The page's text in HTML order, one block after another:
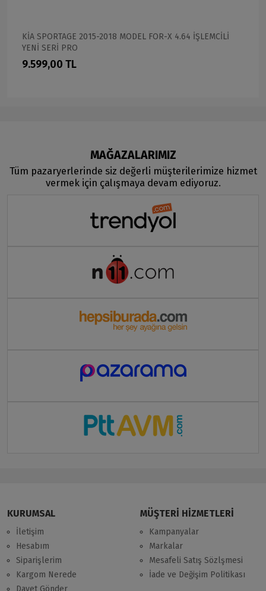
KİA SPORTAGE 2015-2018 MODEL FOR-X 4.64 İŞLEMCİLİ
YENİ SERİ PRO
9.599,00 TL
MAĞAZALARIMIZ
Tüm pazaryerlerinde siz değerli müşterilerimize hizmet
vermek için çalışmaya devam ediyoruz.
KURUMSAL
İletişim
Hesabım
Siparişlerim
Kargom Nerede
Davet Gönder
MÜŞTERİ HİZMETLERİ
Kampanyalar
Markalar
Mesafeli Satış Sözlşmesi
İade ve Değişim Politikası